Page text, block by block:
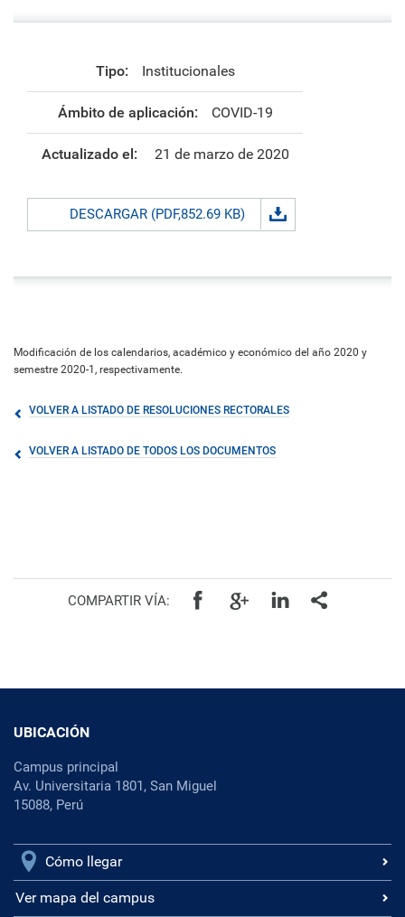
Tipo: Institucionales
Ámbito de aplicación: COVID-19
Actualizado el: 21 de marzo de 2020
DESCARGAR (PDF,852.69 KB)
Modificación de los calendarios, académico y económico del año 2020 y
semestre 2020-1, respectivamente.
VOLVER A LISTADO DE RESOLUCIONES RECTORALES
VOLVER A LISTADO DE TODOS LOS DOCUMENTOS
COMPARTIR VÍA:
UBICACIÓN
Campus principal
Av. Universitaria 1801, San Miguel
15088, Perú
Cómo llegar
Ver mapa del campus